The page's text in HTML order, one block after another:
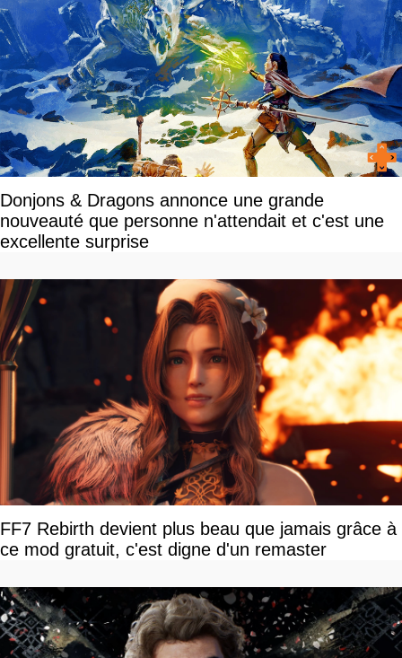
Donjons & Dragons annonce une grande
nouveauté que personne n'attendait et c'est une
excellente surprise
FF7 Rebirth devient plus beau que jamais grâce à
ce mod gratuit, c'est digne d'un remaster